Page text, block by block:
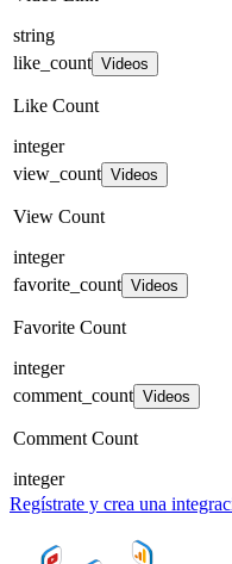
string
like_count Videos
Like Count
integer
view_count Videos
View Count
integer
favorite_count Videos
Favorite Count
integer
comment_count Videos
Comment Count
integer
Regístrate y crea una